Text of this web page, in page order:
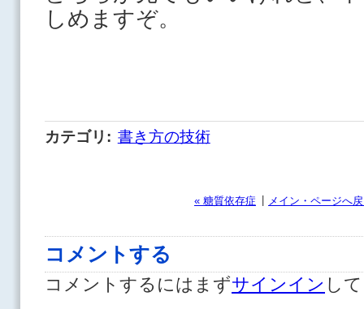
しめますぞ。
カテゴリ : 書き方の技術
« 糖質依存症 メイン・ページへ
コメントする
コメントするにはまずサインイン し